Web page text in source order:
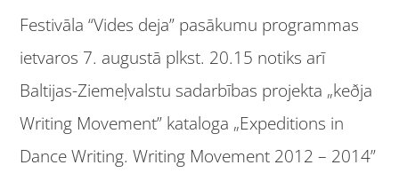
Festivāla “Vides deja” pasākumu programmas
ietvaros 7. augustā plkst. 20.15 notiks arī
Baltijas-Ziemeļvalstu sadarbības projekta „keðja
Writing Movement” kataloga „Expeditions in
Dance Writing. Writing Movement 2012 – 2014”